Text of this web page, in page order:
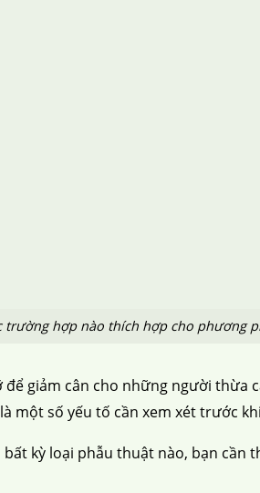
trường hợp nào thích hợp cho phương
giảm cân cho những người thừa
một số yếu tố cần xem xét trước
kỳ loại phẫu thuật nào, bạn cần